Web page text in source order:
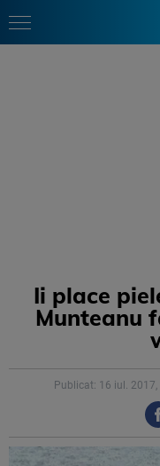
Ii place
Munteanu
Publicat: 16 iul. 2017,